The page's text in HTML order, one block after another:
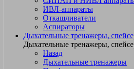
ИВЛ-аппараты
Откашливатели
Аспираторы
Дыхательные тренажеры,
Дыхательные тренажеры,
Назад
Дыхательные тренажеры